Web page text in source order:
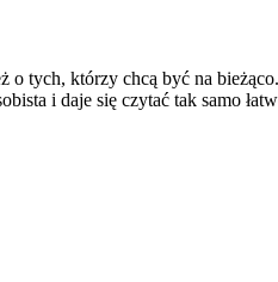
tych, którzy chcą być na
i daje się czytać tak samo